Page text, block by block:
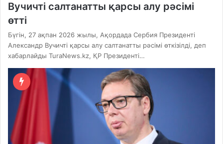
Вучичті салтанатты қарсы алу рәсімі
өтті
Бүгін, 27 ақпан 2026 жылы, Ақордада Сербия Президенті
Александр Вучичті қарсы алу салтанатты рәсімі өткізілді, деп
хабарлайды TuraNews.kz, ҚР Президенті…